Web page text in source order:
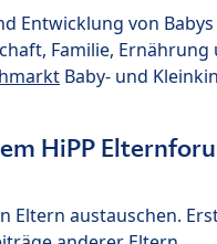
Entwicklung von
Familie, Ernährung
Baby- und
HiPP
austauschen.